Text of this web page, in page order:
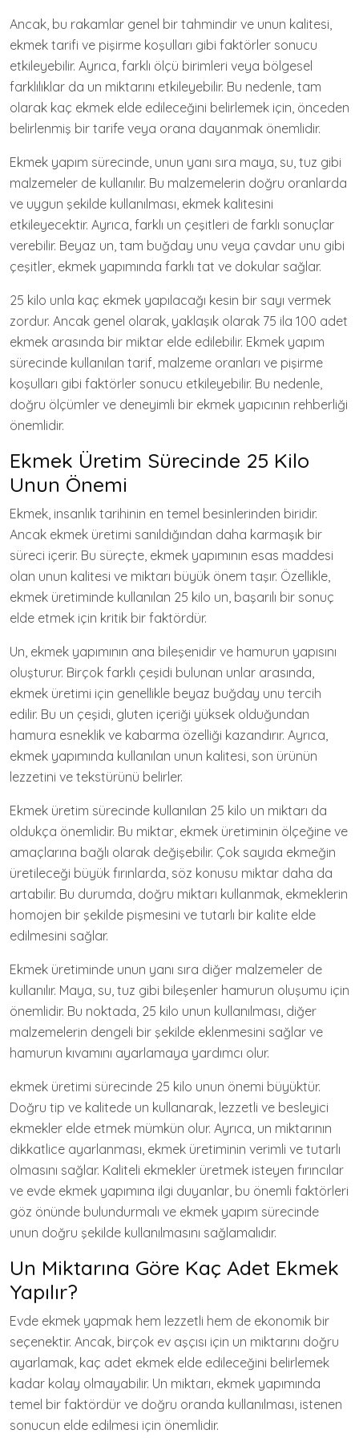
Ancak, bu rakamlar genel bir tahmindir ve unun kalitesi,
ekmek tarifi ve pişirme koşulları gibi faktörler sonucu
etkileyebilir. Ayrıca, farklı ölçü birimleri veya bölgesel
farklılıklar da un miktarını etkileyebilir. Bu nedenle, tam
olarak kaç ekmek elde edileceğini belirlemek için, önceden
belirlenmiş bir tarife veya orana dayanmak önemlidir.
Ekmek yapım sürecinde, unun yanı sıra maya, su, tuz gibi
malzemeler de kullanılır. Bu malzemelerin doğru oranlarda
ve uygun şekilde kullanılması, ekmek kalitesini
etkileyecektir. Ayrıca, farklı un çeşitleri de farklı sonuçlar
verebilir. Beyaz un, tam buğday unu veya çavdar unu gibi
çeşitler, ekmek yapımında farklı tat ve dokular sağlar.
25 kilo unla kaç ekmek yapılacağı kesin bir sayı vermek
zordur. Ancak genel olarak, yaklaşık olarak 75 ila 100 adet
ekmek arasında bir miktar elde edilebilir. Ekmek yapım
sürecinde kullanılan tarif, malzeme oranları ve pişirme
koşulları gibi faktörler sonucu etkileyebilir. Bu nedenle,
doğru ölçümler ve deneyimli bir ekmek yapıcının rehberliği
önemlidir.
Ekmek Üretim Sürecinde 25 Kilo
Unun Önemi
Ekmek, insanlık tarihinin en temel besinlerinden biridir.
Ancak ekmek üretimi sanıldığından daha karmaşık bir
süreci içerir. Bu süreçte, ekmek yapımının esas maddesi
olan unun kalitesi ve miktarı büyük önem taşır. Özellikle,
ekmek üretiminde kullanılan 25 kilo un, başarılı bir sonuç
elde etmek için kritik bir faktördür.
Un, ekmek yapımının ana bileşenidir ve hamurun yapısını
oluşturur. Birçok farklı çeşidi bulunan unlar arasında,
ekmek üretimi için genellikle beyaz buğday unu tercih
edilir. Bu un çeşidi, gluten içeriği yüksek olduğundan
hamura esneklik ve kabarma özelliği kazandırır. Ayrıca,
ekmek yapımında kullanılan unun kalitesi, son ürünün
lezzetini ve tekstürünü belirler.
Ekmek üretim sürecinde kullanılan 25 kilo un miktarı da
oldukça önemlidir. Bu miktar, ekmek üretiminin ölçeğine ve
amaçlarına bağlı olarak değişebilir. Çok sayıda ekmeğin
üretileceği büyük fırınlarda, söz konusu miktar daha da
artabilir. Bu durumda, doğru miktarı kullanmak, ekmeklerin
homojen bir şekilde pişmesini ve tutarlı bir kalite elde
edilmesini sağlar.
Ekmek üretiminde unun yanı sıra diğer malzemeler de
kullanılır. Maya, su, tuz gibi bileşenler hamurun oluşumu için
önemlidir. Bu noktada, 25 kilo unun kullanılması, diğer
malzemelerin dengeli bir şekilde eklenmesini sağlar ve
hamurun kıvamını ayarlamaya yardımcı olur.
ekmek üretimi sürecinde 25 kilo unun önemi büyüktür.
Doğru tip ve kalitede un kullanarak, lezzetli ve besleyici
ekmekler elde etmek mümkün olur. Ayrıca, un miktarının
dikkatlice ayarlanması, ekmek üretiminin verimli ve tutarlı
olmasını sağlar. Kaliteli ekmekler üretmek isteyen fırıncılar
ve evde ekmek yapımına ilgi duyanlar, bu önemli faktörleri
göz önünde bulundurmalı ve ekmek yapım sürecinde
unun doğru şekilde kullanılmasını sağlamalıdır.
Un Miktarına Göre Kaç Adet Ekmek
Yapılır?
Evde ekmek yapmak hem lezzetli hem de ekonomik bir
seçenektir. Ancak, birçok ev aşçısı için un miktarını doğru
ayarlamak, kaç adet ekmek elde edileceğini belirlemek
kadar kolay olmayabilir. Un miktarı, ekmek yapımında
temel bir faktördür ve doğru oranda kullanılması, istenen
sonucun elde edilmesi için önemlidir.